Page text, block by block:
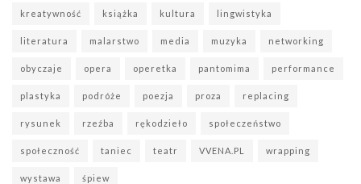
kreatywność książka kultura lingwistyka
literatura malarstwo media muzyka networking
obyczaje opera operetka pantomima performance
plastyka podróże poezja proza replacing
rysunek rzeźba rękodzieło społeczeństwo
społeczność taniec teatr VVENA.PL wrapping
wystawa śpiew